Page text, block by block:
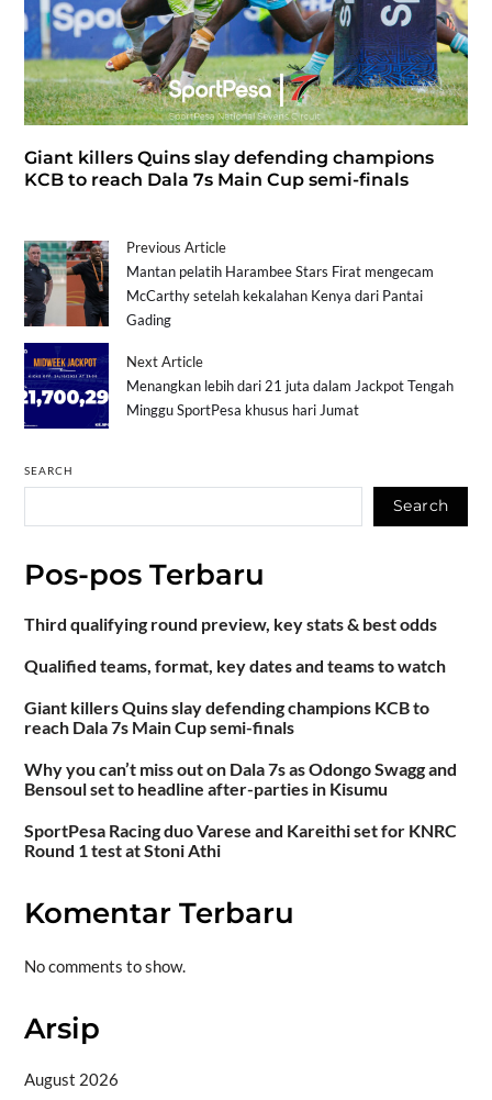
Giant killers Quins slay defending champions
KCB to reach Dala 7s Main Cup semi-finals
Previous Article
Mantan pelatih Harambee Stars Firat mengecam
McCarthy setelah kekalahan Kenya dari Pantai
Gading
Next Article
Menangkan lebih dari 21 juta dalam Jackpot Tengah
Minggu SportPesa khusus hari Jumat
SEARCH
Search
Pos-pos Terbaru
Third qualifying round preview, key stats & best odds
Qualified teams, format, key dates and teams to watch
Giant killers Quins slay defending champions KCB to
reach Dala 7s Main Cup semi-finals
Why you can’t miss out on Dala 7s as Odongo Swagg and
Bensoul set to headline after-parties in Kisumu
SportPesa Racing duo Varese and Kareithi set for KNRC
Round 1 test at Stoni Athi
Komentar Terbaru
No comments to show.
Arsip
August 2026